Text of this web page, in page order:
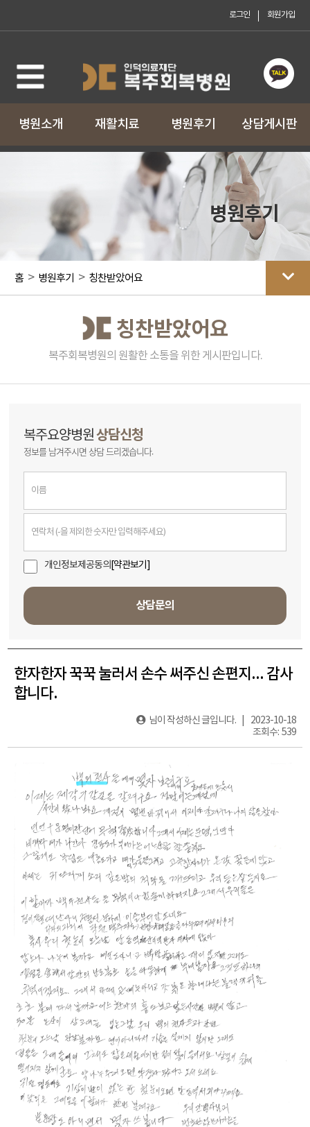
회원가입
로그인
병원소개 재활치료 병원후기 상담게시판
병원후기
홈> 병원후기 > 칭찬받았어요
칭찬받았어요
복주회복병원의 원활한 소통을 위한 게시판입니다.
복주요양병원상담신청
정보를 남겨주시면 상담 드리겠습니다.
개인정보제공동의 [약관보기]
상담문의
한자한자 꾹꾹 눌러서 손수 써주신 손편지... 감사
합니다.
님이 작성하신 글입니다. | 2023-10-18
조회수: 539